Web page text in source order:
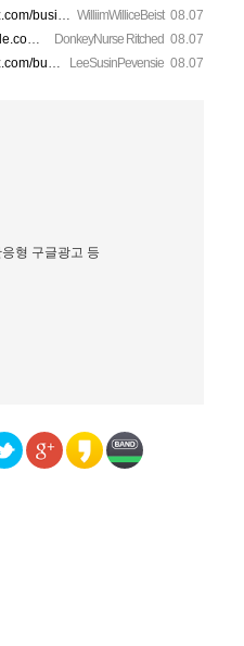
WilliimWilliceBeist 08.07
https://site…
DonkeyNurse Ritched 08.07
htt…
LeeSusinPevensie 08.07
https://site…
응형 구글광고 등